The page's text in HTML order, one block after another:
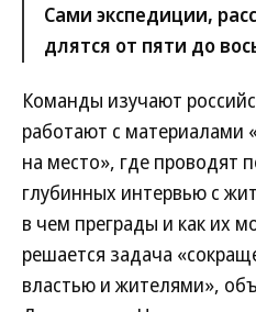
Сами экспедиции,
длятся от пяти до
Команды изучают
работают с материалами
на место», где проводят
глубинных интервью с
в чем преграды и как их
решается задача
властью и жителями»,